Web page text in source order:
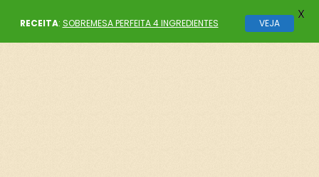
RECEITA: SOBREMESA PERFEITA 4 INGREDIENTES VEJA
X